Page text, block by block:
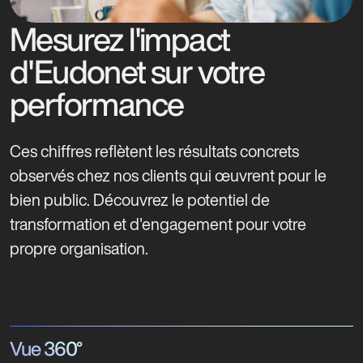
Mesurez l'impact
d'Eudonet sur votre
performance
Ces chiffres reflètent les résultats concrets
observés chez nos clients qui œuvrent pour le
bien public. Découvrez le potentiel de
transformation et d'engagement pour votre
propre organisation.
Vue 360°